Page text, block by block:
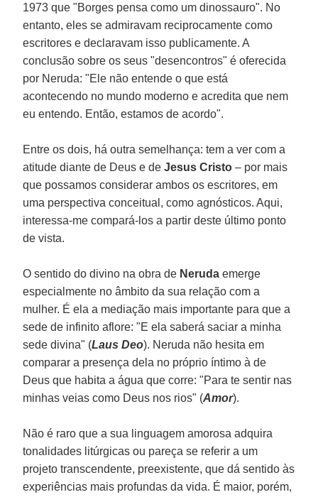
1973 que "Borges pensa como um dinossauro". No
entanto, eles se admiravam reciprocamente como
escritores e declaravam isso publicamente. A
conclusão sobre os seus "desencontros" é oferecida
por Neruda: "Ele não entende o que está
acontecendo no mundo moderno e acredita que nem
eu entendo. Então, estamos de acordo".
Entre os dois, há outra semelhança: tem a ver com a
atitude diante de Deus e deJesus Cristo – por mais
que possamos considerar ambos os escritores, em
uma perspectiva conceitual, como agnósticos. Aqui,
interessa-me compará-los a partir deste último ponto
de vista.
O sentido do divino na obra de Neruda emerge
especialmente no âmbito da sua relação com a
mulher. É ela a mediação mais importante para que a
sede de infinito aflore: "E ela saberá saciar a minha
sede divina" (Laus Deo). Neruda não hesita em
comparar a presença dela no próprio íntimo à de
Deus que habita a água que corre: "Para te sentir nas
minhas veias como Deus nos rios" (Amor).
Não é raro que a sua linguagem amorosa adquira
tonalidades litúrgicas ou pareça se referir a um
projeto transcendente, preexistente, que dá sentido às
experiências mais profundas da vida. É maior, porém,